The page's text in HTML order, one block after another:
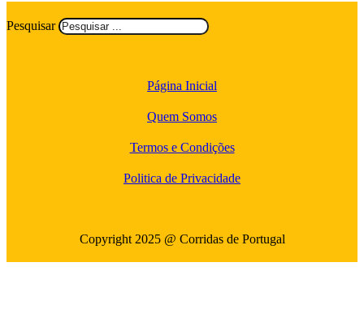
Pesquisar
Página Inicial
Quem Somos
Termos e Condições
Politica de Privacidade
Copyright 2025 @ Corridas de Portugal